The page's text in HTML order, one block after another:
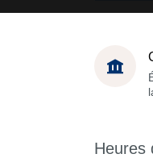
Heures